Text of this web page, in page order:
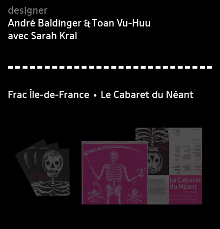
André Baldinger & Toan Vu-Huu
avec Sarah Kral
Frac Île-de-France • Le Cabaret du Néant